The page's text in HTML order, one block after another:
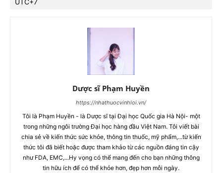
UTC+7
Dược sĩ Phạm Huyền
https://nhathuocvinhloi.vn/
Tôi là Phạm Huyền - là Dược sĩ tại Đại học Quốc gia Hà Nội- một
trong những ngôi trường Đại học hàng đầu Việt Nam. Tôi viết bài
chia sẻ về kiến thức sức khỏe, thông tin thuốc, mỹ phẩm,...từ kiến
thức tôi đã biết hoặc được tham khảo từ các nguồn đáng tin cậy
như FDA, EMC,...Hy vọng có thể mang đến cho bạn những thông
tin hữu ích để có thể khỏe hơn, đẹp hơn mỗi ngày.